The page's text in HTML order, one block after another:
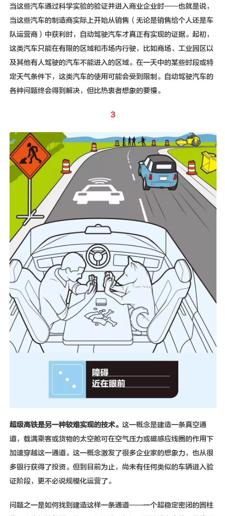
当这些汽车通过科学实验的验证并进入商业企业时——也就是说，
当这些汽车的制造商实际上开始从销售（无论是销售给个人还是车
队运营商）中获利时，自动驾驶汽车才真正有实现的证据。起初，
这类汽车只能在有限的区域和市场内行驶，比如商场、工业园区以
及其他有人驾驶的汽车不能进入的区域。在一天中的某些时段或特
定天气条件下，这类汽车的使用可能会受到限制。自动驾驶汽车的
各种问题终会得到解决，但比热衷者想象的要慢。
3
超级高铁是另一种较难实现的技术。 这一概念是建造一条真空通
道，载满乘客或货物的太空舱可在空气压力或磁感应线圈的作用下
加速穿越这一通道。这一概念激发了很多企业家的想象力，也从很
多银行获得了投资。但到目前为止，尚未有任何类似的车辆进入验
证阶段，更不必说规模化运营了。
问题之一是如何找到建造这样一条通道——一个超稳定密闭的圆柱